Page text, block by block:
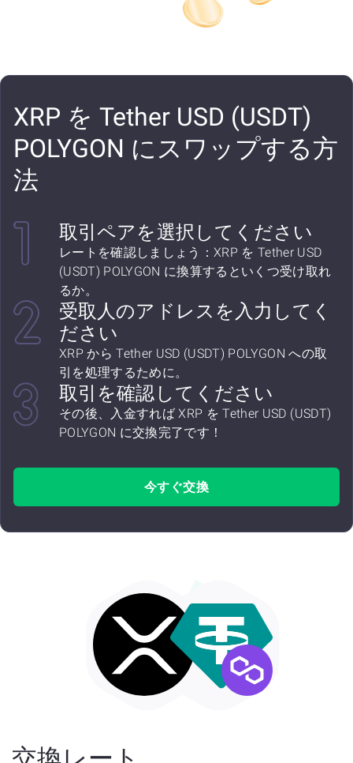
XRP を Tether USD (USDT)
POLYGON にスワップする方
法
取引ペアを選択してください
レートを確認しましょう：XRP を Tether USD
(USDT) POLYGON に換算するといくつ受け取れ
るか。
受取人のアドレスを入力してく
ださい
XRP から Tether USD (USDT) POLYGON への取
引を処理するために。
取引を確認してください
その後、入金すれば XRP を Tether USD (USDT)
POLYGON に交換完了です！
今すぐ交換